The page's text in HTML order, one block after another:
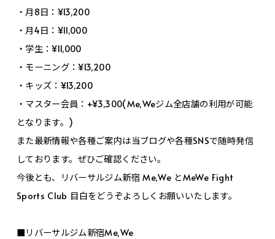
・月8日：¥13,200
・月4日：¥11,000
・学生：¥11,000
・モーニング：¥13,200
・キッズ：¥13,200
・マスター会員：+¥3,300(Me,Weジム全店舗の利用が可能
となります。)
また最新情報や各種ご案内は当ブログや各種SNSで随時発信
しております。ぜひご確認ください。
今後とも、リバーサルジム新宿 Me,We とMeWe Fight
Sports Club 目白をどうぞよろしくお願いいたします。
■リバーサルジム新宿Me,We